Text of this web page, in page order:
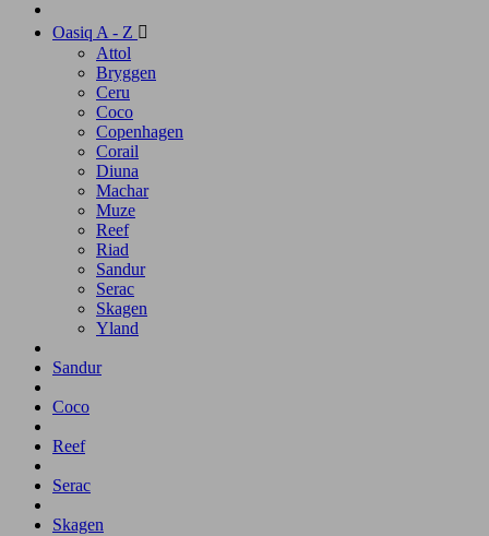
Oasiq A - Z 
Attol
Bryggen
Ceru
Coco
Copenhagen
Corail
Diuna
Machar
Muze
Reef
Riad
Sandur
Serac
Skagen
Yland
Sandur
Coco
Reef
Serac
Skagen